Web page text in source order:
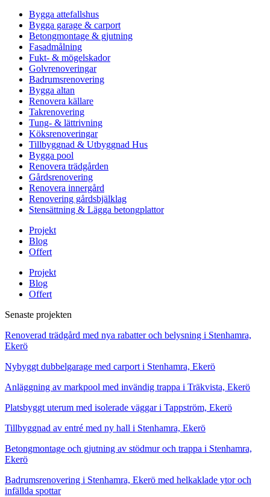
Bygga attefallshus
Bygga garage & carport
Betongmontage & gjutning
Fasadmålning
Fukt- & mögelskador
Golvrenoveringar
Badrumsrenovering
Bygga altan
Renovera källare
Takrenovering
Tung- & lättrivning
Köksrenoveringar
Tillbyggnad & Utbyggnad Hus
Bygga pool
Renovera trädgården
Gårdsrenovering
Renovera innergård
Renovering gårdsbjälklag
Stensättning & Lägga betongplattor
Projekt
Blog
Offert
Projekt
Blog
Offert
Senaste projekten
Renoverad trädgård med nya rabatter och belysning i Stenhamra,
Ekerö
Nybyggt dubbelgarage med carport i Stenhamra, Ekerö
Anläggning av markpool med invändig trappa i Träkvista, Ekerö
Platsbyggt uterum med isolerade väggar i Tappström, Ekerö
Tillbyggnad av entré med ny hall i Stenhamra, Ekerö
Betongmontage och gjutning av stödmur och trappa i Stenhamra,
Ekerö
Badrumsrenovering i Stenhamra, Ekerö med helkaklade ytor och
infällda spottar